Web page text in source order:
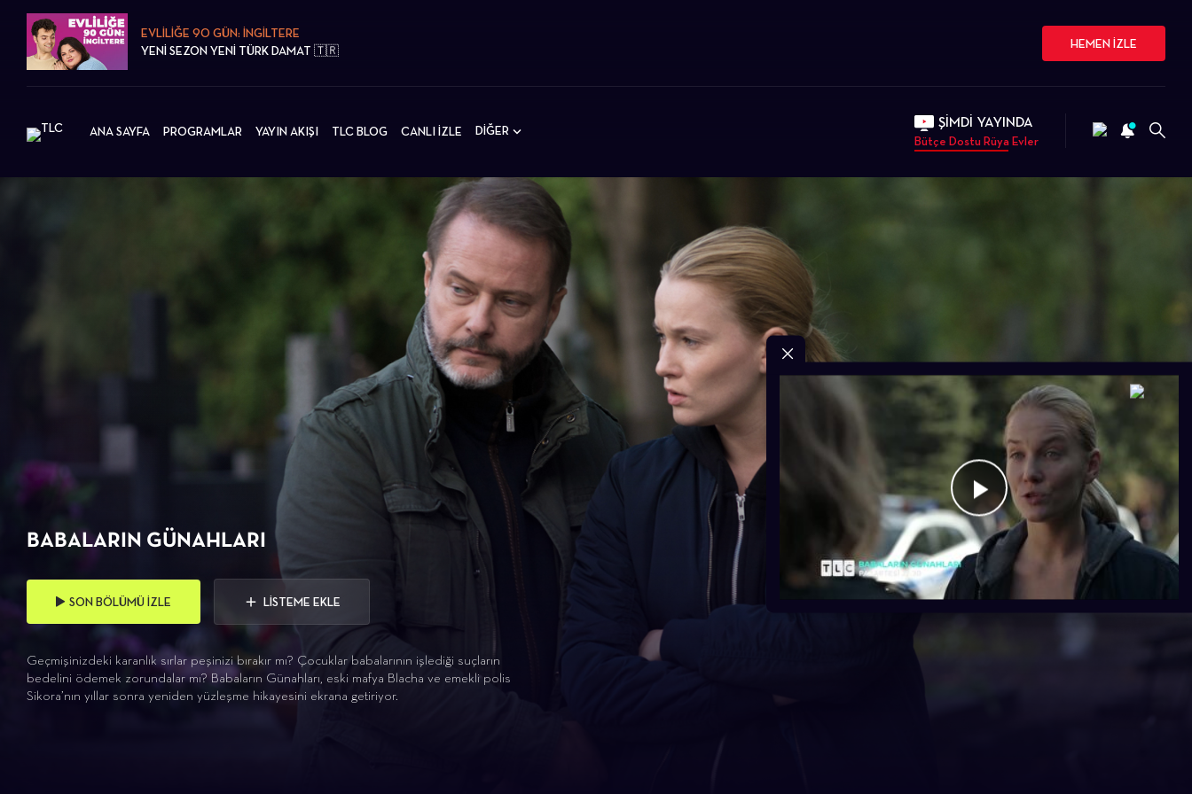
EVLİLİĞE 90 GÜN: İNGİLTERE
YENİ SEZON YENİ TÜRK DAMAT 🇹🇷
HEMEN İZLE
ANA SAYFA PROGRAMLAR YAYIN AKIŞI TLC BLOG CANLI İZLE DİĞER ŞİMDİ YAYINDA
Bütçe Dostu Rüya Evler
BABALARIN GÜNAHLARI
SON BÖLÜMÜ İZLE LİSTEME EKLE
Geçmişinizdeki karanlık sırlar peşinizi bırakır mı? Çocuklar babalarının işlediği suçların
bedelini ödemek zorundalar mı? Babaların Günahları, eski mafya Blacha ve emekli polis
Sikora’nın yıllar sonra yeniden yüzleşme hikayesini ekrana getiriyor.
Videoyu
Oynat